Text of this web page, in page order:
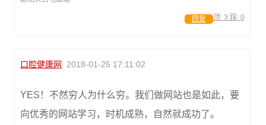
顶: 3 踩: 0
回复
口腔健康网 2018-01-25 17:11:02
YES！不然穷人为什么穷。我们做网站也是如此，要
向优秀的网站学习，时机成熟，自然就成功了。